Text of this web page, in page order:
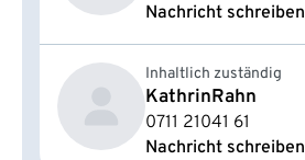
Nachricht schreiben
Inhaltlich zuständig
KathrinRahn
0711 21041 61
Nachricht schreiben